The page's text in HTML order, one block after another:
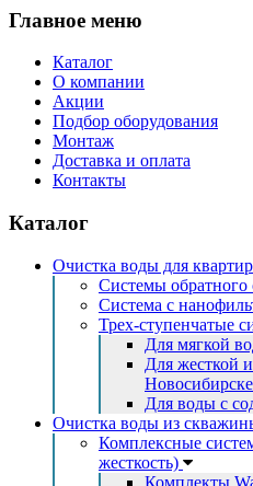
Главное меню
Каталог
О компании
Акции
Подбор оборудования
Монтаж
Доставка и оплата
Контакты
Каталог
Очистка воды для
Системы обратного
Система с
Трех-ступенчатые
Для мягкой
Для жесткой
Для воды с
Очистка воды из
Комплексные
жесткость)
Комплекты